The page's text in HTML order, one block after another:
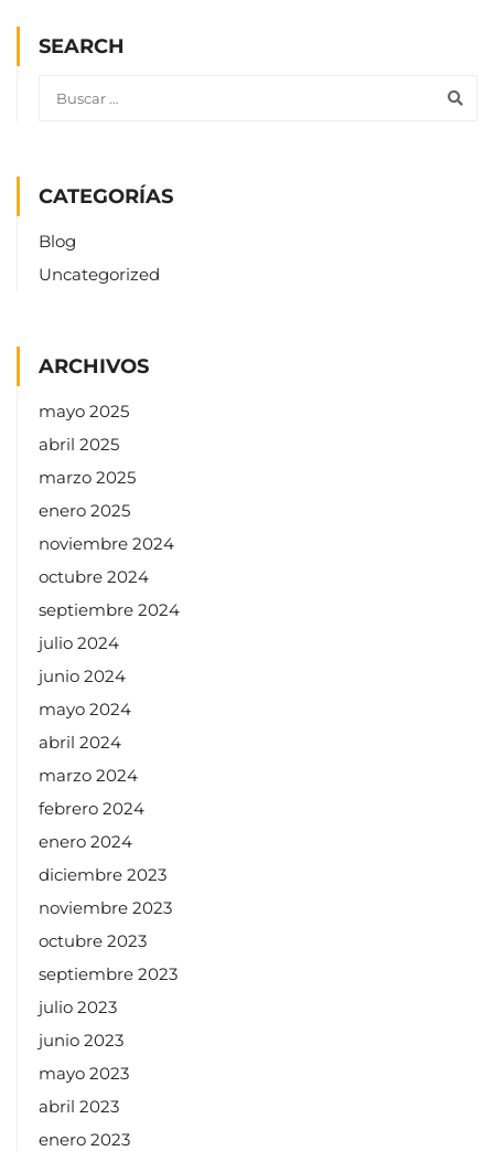
SEARCH
CATEGORÍAS
Blog
Uncategorized
ARCHIVOS
mayo 2025
abril 2025
marzo 2025
enero 2025
noviembre 2024
octubre 2024
septiembre 2024
julio 2024
junio 2024
mayo 2024
abril 2024
marzo 2024
febrero 2024
enero 2024
diciembre 2023
noviembre 2023
octubre 2023
septiembre 2023
julio 2023
junio 2023
mayo 2023
abril 2023
enero 2023